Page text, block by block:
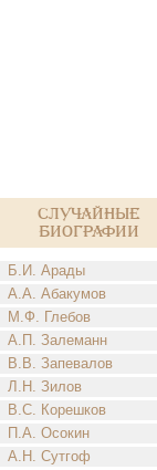
Случайные
биографии
Б.И. Арады
А.А. Абакумов
М.Ф. Глебов
А.П. Залеманн
В.В. Запевалов
Л.Н. Зилов
В.С. Корешков
П.А. Осокин
А.Н. Сутгоф